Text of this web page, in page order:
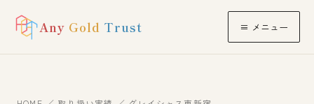
Any Gold Trust ≡ メニュー